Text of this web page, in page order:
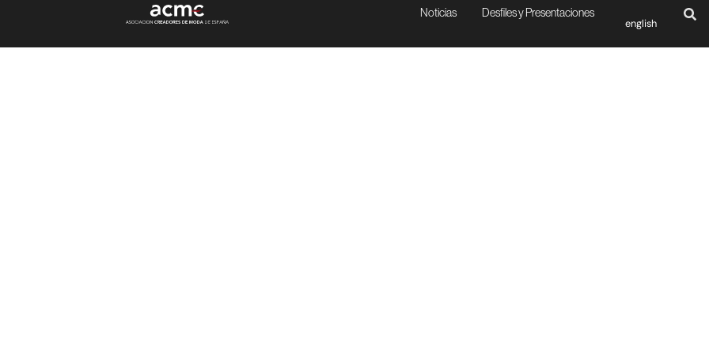
Noticias Desfiles y Presentaciones
english